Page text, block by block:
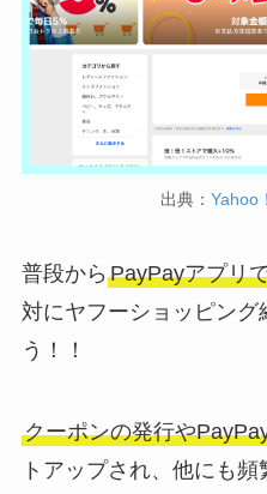
出典： Yahoo
普段から PayPayアプリ
対にヤフーショッピング
う！！
クーポンの発行や
トアップされ、他にも